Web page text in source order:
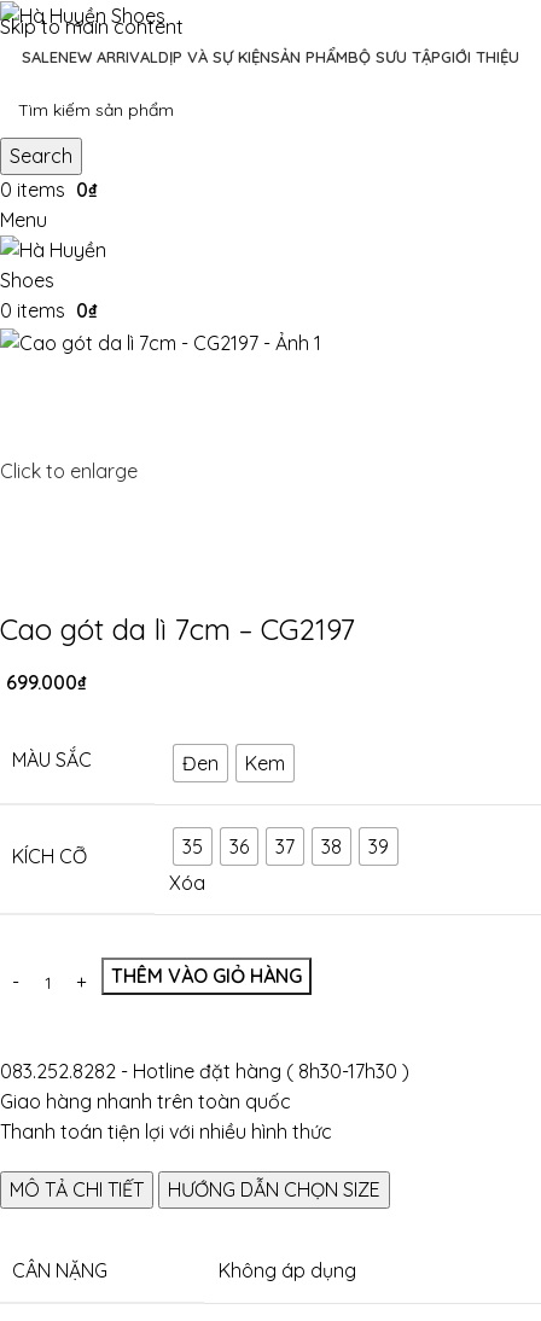
Skip to main content
SALENEW ARRIVALDỊP VÀ SỰ KIỆNSẢN PHẨMBỘ SƯU TẬPGIỚI THIỆU
Search
0 items 0₫
Menu
0 items 0₫
Click to enlarge
Cao gót da lì 7cm – CG2197
699.000₫
MÀU SẮC Đen Kem
KÍCH CỠ 35 36 37 38
39
Xóa
THÊM VÀO GIỎ HÀNG
083.252.8282 - Hotline đặt hàng ( 8h30-17h30 )
Giao hàng nhanh trên toàn quốc
Thanh toán tiện lợi với nhiều hình thức
MÔ TẢ CHI TIẾT HƯỚNG DẪN CHỌN SIZE
CÂN NẶNG Không áp dụng